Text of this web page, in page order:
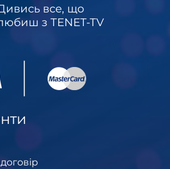
все, що
з TENET-TV